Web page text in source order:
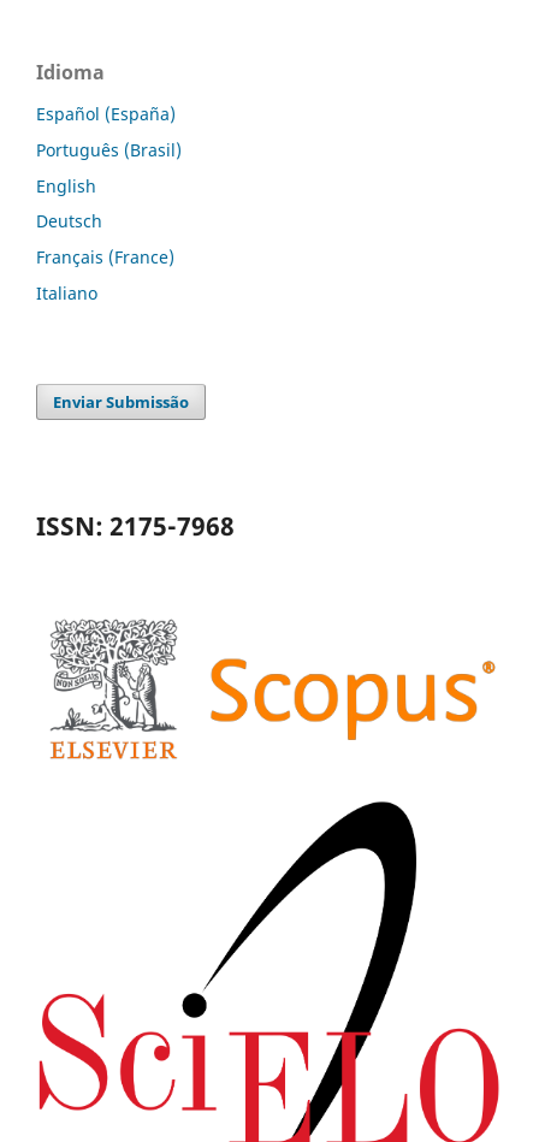
Idioma
Español (España)
Português (Brasil)
English
Deutsch
Français (France)
Italiano
Enviar Submissão
ISSN: 2175-7968